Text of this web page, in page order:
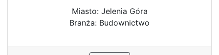
Miasto: Jelenia Góra
Branża: Budownictwo